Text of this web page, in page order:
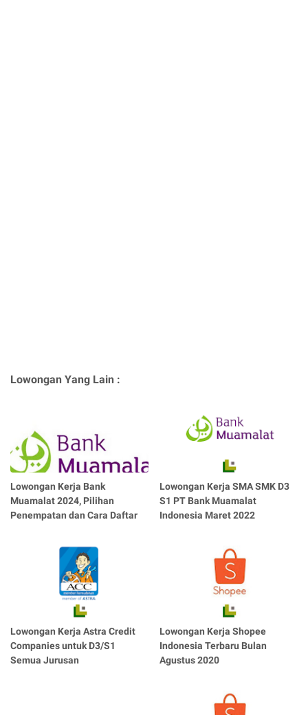
Lowongan Yang Lain :
Lowongan Kerja Bank
Muamalat 2024, Pilihan
Penempatan dan Cara Daftar
Lowongan Kerja SMA SMK D3
S1 PT Bank Muamalat
Indonesia Maret 2022
Lowongan Kerja Astra Credit
Companies untuk D3/S1
Semua Jurusan
Lowongan Kerja Shopee
Indonesia Terbaru Bulan
Agustus 2020